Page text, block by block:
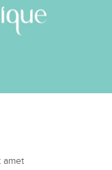
amet